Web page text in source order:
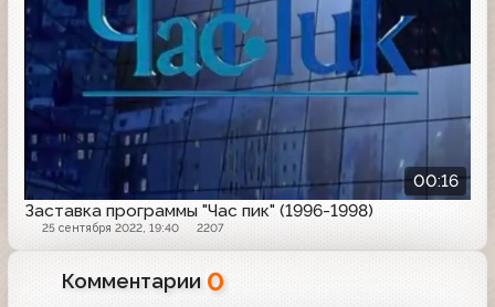
00:16
Заставка программы "Час пик" (1996-1998)
25 сентября 2022, 19:40 2207
Комментарии 0